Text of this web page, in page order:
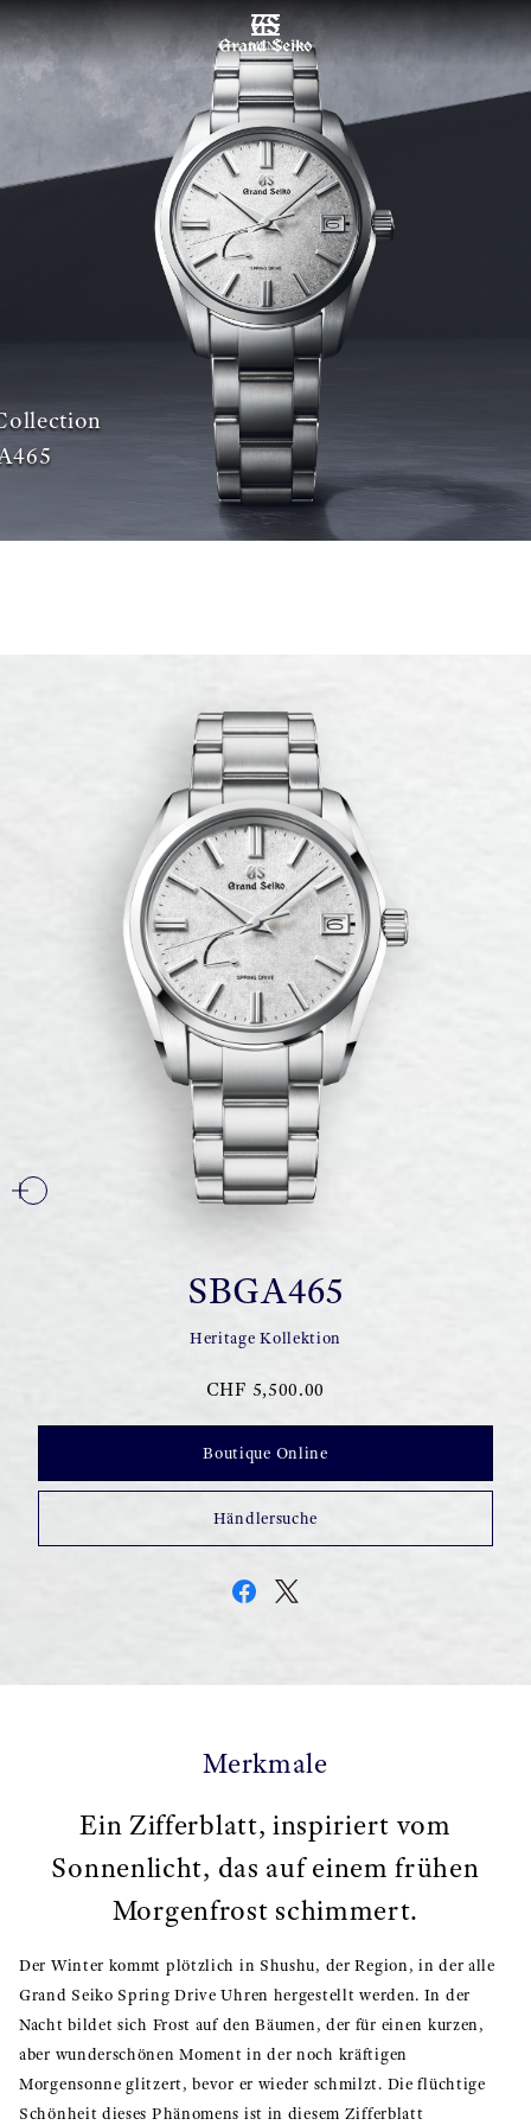
MENÜ
SBGA465
Heritage Kollektion
CHF 5,500.00
Boutique Online
Händlersuche
Merkmale
Ein Zifferblatt, inspiriert vom
Sonnenlicht, das auf einem frühen
Morgenfrost schimmert.
Der Winter kommt plötzlich in Shushu, der Region, in der alle
Grand Seiko Spring Drive Uhren hergestellt werden. In der
Nacht bildet sich Frost auf den Bäumen, der für einen kurzen,
aber wunderschönen Moment in der noch kräftigen
Morgensonne glitzert, bevor er wieder schmilzt. Die flüchtige
Schönheit dieses Phänomens ist in diesem Zifferblatt